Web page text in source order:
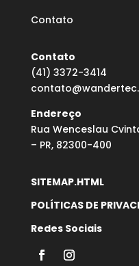
Contato
Contato
(41) 3372-3414
Endereço
Rua Wenceslau
– PR, 82300-400
SITEMAP.HTML
POLÍTICAS DE
Redes Sociais